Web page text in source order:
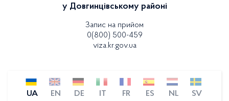
у Довгинцівському районі
Запис на прийом
0(800) 500-459
viza.kr.gov.ua
UA EN DE IT FR ES NL SV